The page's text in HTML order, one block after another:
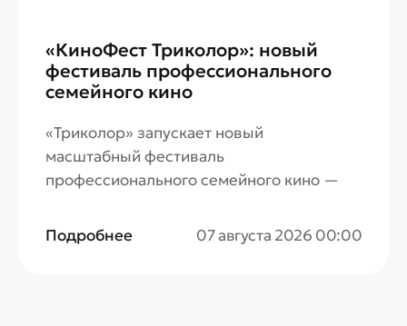
«КиноФест Триколор»: новый
фестиваль профессионального
семейного кино
«Триколор» запускает новый
масштабный фестиваль
профессионального семейного кино —
проектов ждут всероссийское признание
и любовь зрителей, а также ценные
Подробнее 07 августа 2026 00:00